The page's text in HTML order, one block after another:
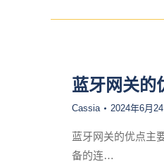
蓝牙网关的
Cassia 2024年6月24
蓝牙网关的优点主
备的连…